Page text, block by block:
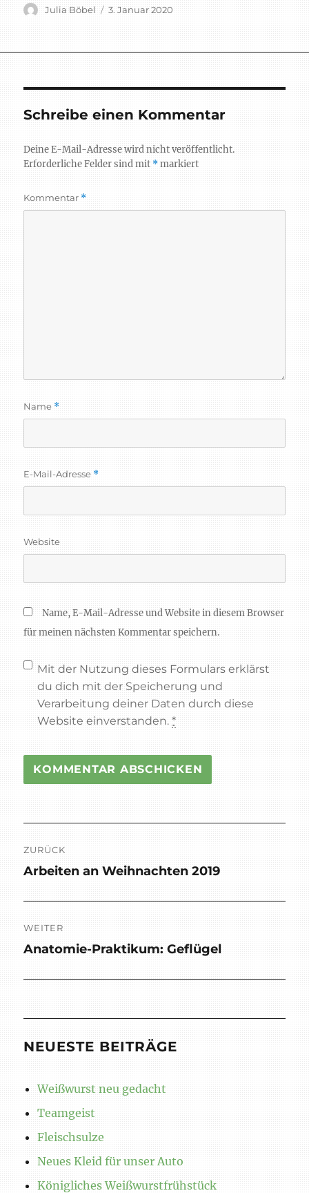
Autor
Julia Böbel
Veröffentlicht
3. Januar 2020
Schreibe einen Kommentar
Deine E-Mail-Adresse wird nicht veröffentlicht.
Erforderliche Felder sind mit *markiert
Kommentar *
Name *
E-Mail-Adresse *
Website
Name, E-Mail-Adresse und Website in diesem Browser
für meinen nächsten Kommentar speichern.
Mit der Nutzung dieses Formulars erklärst
du dich mit der Speicherung und
Verarbeitung deiner Daten durch diese
Website einverstanden.*
ZURÜCK
Vorheriger
Arbeiten an Weihnachten 2019
WEITER
Nächster
Anatomie-Praktikum: Geflügel
NEUESTE BEITRÄGE
Weißwurst neu gedacht
Teamgeist
Fleischsulze
Neues Kleid für unser Auto
Königliches Weißwurstfrühstück